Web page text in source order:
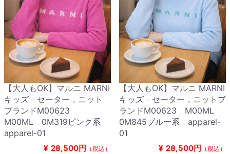
【大人もOK】マルニ MARNI
キッズ－セーター，ニット
ブランドM00623
M00ML 0M319ピンク系
apparel-01
¥ 28,500円 （税込）
【大人もOK】マルニ MARNI
キッズ－セーター，ニットブ
ランドM00623 M00ML
0M845ブルー系 apparel-
01
¥ 28,500円 （税込）